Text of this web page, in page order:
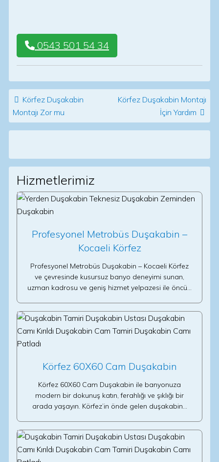
0543 501 54 34
Post navigation
Körfez Duşakabin
Montajı Zor mu
Körfez Duşakabin Montajı
İçin Yardım
Hizmetlerimiz
Profesyonel Metrobüs Duşakabin –
Kocaeli Körfez
Profesyonel Metrobüs Duşakabin – Kocaeli Körfez
ve çevresinde kusursuz banyo deneyimi sunan,
uzman kadrosu ve geniş hizmet yelpazesi ile öncü…
Körfez 60X60 Cam Duşakabin
Körfez 60X60 Cam Duşakabin ile banyonuza
modern bir dokunuş katın, ferahlığı ve şıklığı bir
arada yaşayın. Körfez’in önde gelen duşakabin…